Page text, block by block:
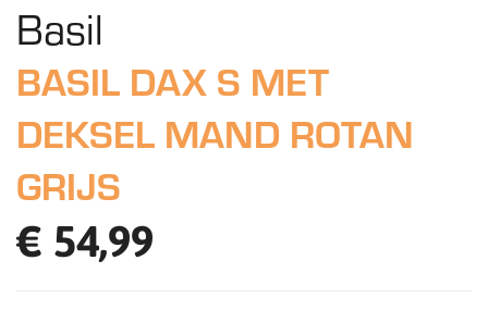
Basil
BASIL DAX S MET
DEKSEL MAND ROTAN
GRIJS
€ 54,99